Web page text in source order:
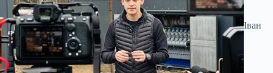
Іван